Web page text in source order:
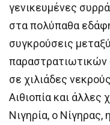
γενικευμένες
στα πολύπαθα
συγκρούσεις
σε χιλιάδες
Αιθιοπία και
Νιγηρία, ο Νίγηρας,